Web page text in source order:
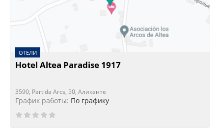
ОТЕЛИ
Hotel Altea Paradise 1917
3590, Partida Arcs, 50, Аликанте
График работы: По графику